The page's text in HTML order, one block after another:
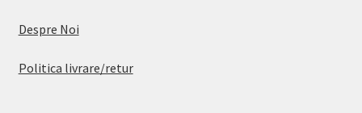
Despre Noi
Politica livrare/retur